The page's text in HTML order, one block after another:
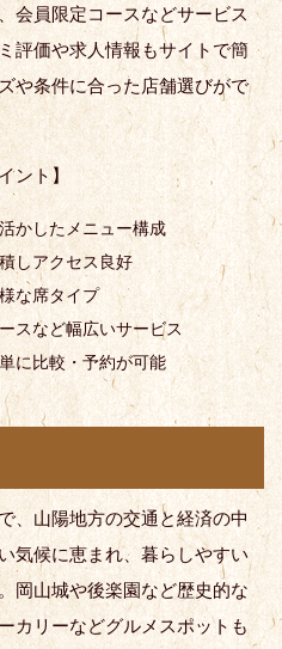
会員限定コースなどサービス
評価や求人情報もサイトで簡
や条件に合った店舗選びがで
ント】
かしたメニュー構成
しアクセス良好
な席タイプ
スなど幅広いサービス
に比較・予約が可能
、山陽地方の交通と経済の中
気候に恵まれ、暮らしやすい
岡山城や後楽園など歴史的な
カリーなどグルメスポットも